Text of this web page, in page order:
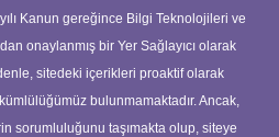
Kanun gereğince Bilgi Teknolojileri ve
onaylanmış bir Yer Sağlayıcı olarak
sitedeki içerikleri proaktif olarak
bulunmamaktadır. Ancak,
sorumluluğunu taşımakta olup, siteye